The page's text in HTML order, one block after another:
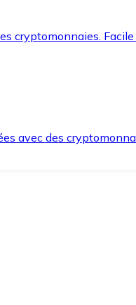
cryptomonnaies. Facile
avec des
et en toute
lorsque vous en avez